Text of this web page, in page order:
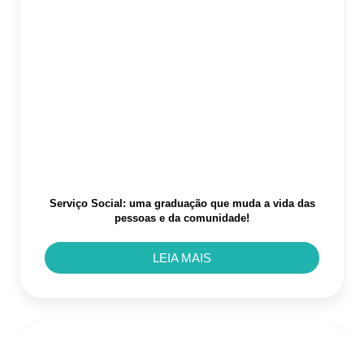
Serviço Social: uma graduação que muda a vida das
pessoas e da comunidade!
LEIA MAIS